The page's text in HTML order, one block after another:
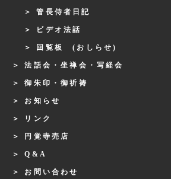
管長侍者日記
ビデオ法話
回覧板 (おしらせ)
法話会・坐禅会・写経会
御朱印・御祈祷
お知らせ
リンク
円覚寺売店
Q&A
お問い合わせ